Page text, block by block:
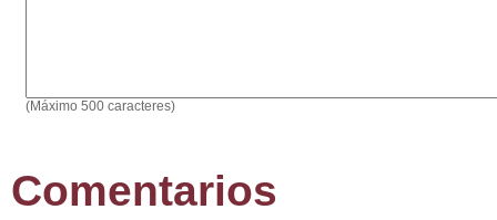
(Máximo 500 caracteres)
Comentarios